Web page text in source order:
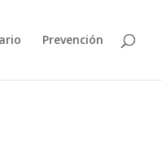
Prevención